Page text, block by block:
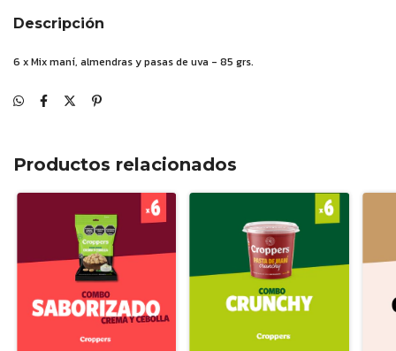
Descripción
6 x Mix maní, almendras y pasas de uva - 85 grs.
Productos relacionados